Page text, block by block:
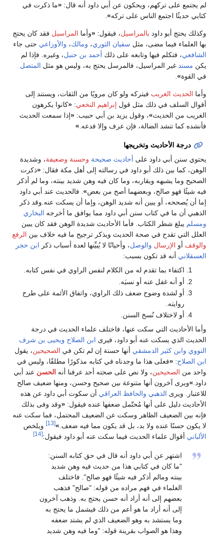
لم يجتمع على تركهم، ويحكون عن أبي داود أنه قال: «ما ذكرت في
كتابي حديثًا اجتمع الناس على تركه»
وكذلك يحتج أبو داود بالمراسيل، فيقول: «وأما المراسيل فقد كان يحتج
بها العلماء فيما مضى، مثل سفيان الثوري، ومالك، والأوزاعي حتى جاء
الشافعي، فتكلم فيها وتابعه على ذلك أحمد بن حنبل، وغيره. فإذا لم
يكن مسند غير المراسيل، فالمرسل يحتج به، وليس هو مثل المتصل
في القوة»
وأما الحديث الغريب فيتركه ولو كان مرويًا من الثقات، ويستند إلى
أقوال السلف في ذلك مثل قول إبراهيم النخعي:
«كانوا يكرهون
الغريب من الحديث»، وقول يزيد بن أبي حبيب: «إذا سمعت الحديث
فأنشده كما تنشد الضالة، فإن عرف وإلا فدعه. »
درجة الأحاديث وتخريجها
يحتوي سنن أبي داود على أحاديث صحيحة وحسنة وضعيفة، وشديدة
الوهن، كما بين ذلك أبو داود في رسالته إلى أهل مكة فقال: «ذكرت
الصحيح وما يشبهه ويقاربه، وما كان فيه وهن شديد بينته، وما لم أذكر
فيه شيئًا فهو صالح، وبعضهما أصح من بعض» . فالحديث عند أبي داود
إما أن يُصححه، أو يبين أنه شديد الوهن، وإما أن يسكت عنه.وقد ذكر
الذهبي أن ما في كتاب سنن أبي داود مما يوافق ما أخرجه البخاري
ومسلم يبلغ شطر الكتاب. فأما الأحاديث شديدة الوهن فقد كان يبين
العلل التي تقدح في صحة الحديث ويذكر ترجيح ما فيه خلاف بين الرفع
والوقف أو الإرسال والوصل، وأحيانًا لا يُبيِّنها لعدة أسباب ذكر ابن حجر
العسقلاني أنه قد تكون بسبب:
اكتفاء بما تقدم له من الكلام لنفس الراوي في نفس كتابه.
أو أنه غفل عنه أو نسيَه.
أو لشدة وضوح ضعف ذلك الراوي، واتفاق الأئمة على طرح
روايته.
أو لاختلاف نُسخ السنن.
وأما الأحاديث التي سكت عنها، فاختلف علماء الحديث في درجة
الحديث الذي يسكت عنه أبو داود، فيرى ابن الصلاح ويحيى بن شرف
النووي وابن كثير الدمشقي أنها حسنة إن لم تكن في الصحيحين، يقول
ابن الصلاح:
«فعلى هذا ما وجدناه في كتابه مذكورًا مطلقًا، وليس في
واحد من الصحيحين، ولا نص على صحته أحد عرفنا أنه الحسن عند أبي
داود.»ويرى آخرون أنها متنوعة بين صحيح وحسن، ومنها ضعيف صالح
للاعتبار. ويرى الذهبي والحافظ العراقي أن سكوت أبي داود عن هذه
الأحاديث دليل على أنها مُحتّمل ضعفها عنده فيقول: «وقد وفى بذلك
فإنه بين الضعيف الظاهر وسكت عن الضعيف المحتمل، فما سكت عنه
لا يكون حسنًا عنده ولا بد، بل قد يكون مما فيه ضعف.»
[13]
ويلخص
الألباني أقوال علماء الحديث فيما سكت عنه أبو داود فيقول:[14]
اشتهر عن أبي داود أنه قال في حق كتابه السنن:
"ما كان في كتابي هذا من حديث فيه وهن شديد
بينته ومالم أذكر فيه شيئًا فهو صالح". فاختلف
العلماء في فهم مراده من قوله: "صالح" فذهب
بعضهم إلى أنه أراد أنه حسن يحتج به. وذهب آخرون
إلى أنه أراد ما هو أعم من ذلك فيشمل ما يحتج به
وما يستشد به وهو الضعيف الذي لم يشتد ضعفه
وهذا هو الصواب بقرينة قوله: "وما فيه وهن شديد